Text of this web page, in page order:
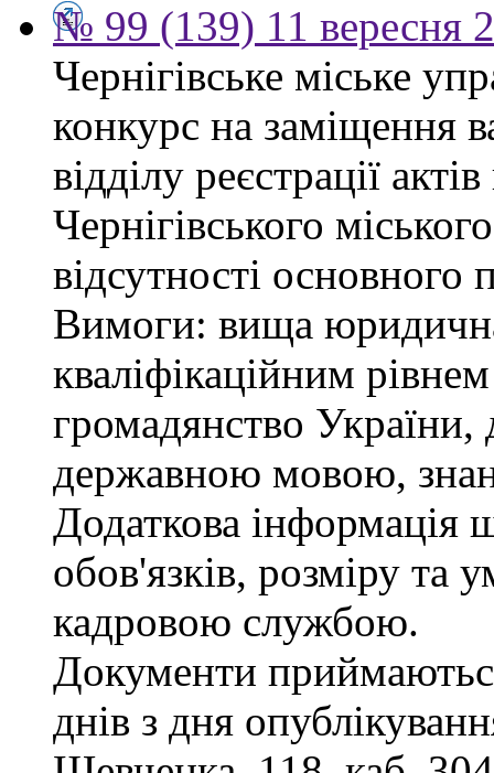
№ 99 (139) 11 вересня
Чернігівське міське
конкурс на заміщення
відділу реєстрації
Чернігівського
відсутності основного
Вимоги: вища юридична
кваліфікаційним
громадянство України,
державною мовою,
Додаткова інформація
обов'язків, розміру та
кадровою службою.
Документи
днів з дня